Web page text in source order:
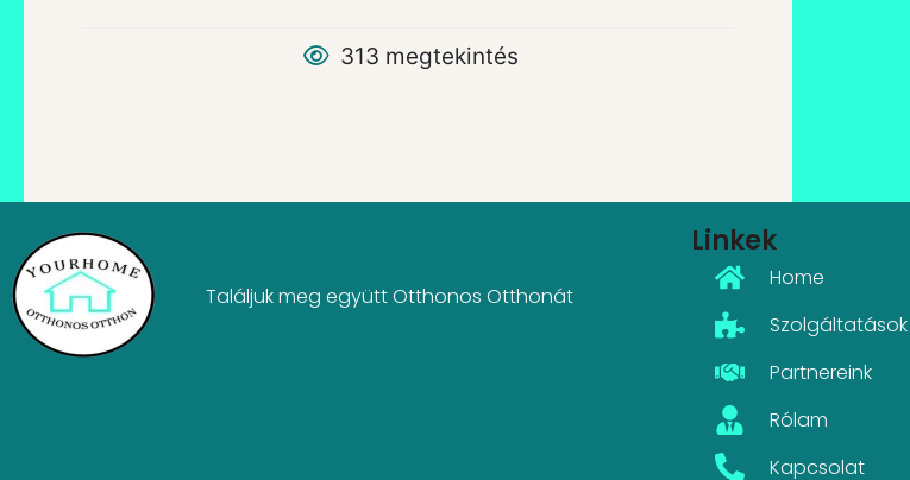
313 megtekintés
Találjuk meg együtt Otthonos Otthonát
Linkek
Home
Szolgáltatások
Partnereink
Rólam
Kapcsolat